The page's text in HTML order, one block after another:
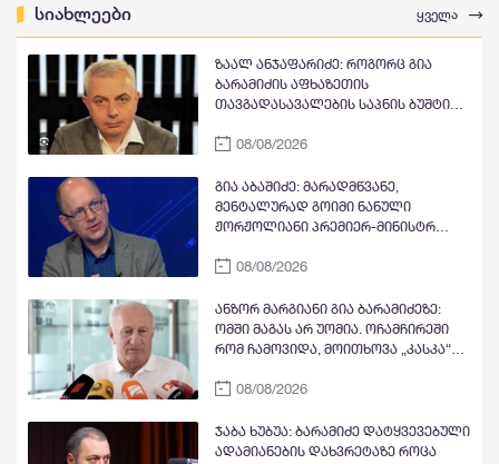
სიახლეები ყველა
ზაალ ანჯაფარიძე: როგორც გია
ბარამიძის აფხაზეთის
თავგადასავალების საპნის ბუშტი
მიშა მშვილდაძის ვითომ რუსეთთან
ცოტა ხანში ვიხილავთ სხვა ვითომ
"ანტირუსების" მითების და ბუშტების
გასკდომის სერიას
08/08/2026
გია აბაშიძე: მარადმწვანე,
მენტალურად გოიმი ნანული
ჟორჟოლიანი პრემიერ-მინისტრ
შხამიან არსებას ჰგონია, რომ
ნაცჯალათ ერეკლე კოდუას ხანა
დადგება საქართველოში
08/08/2026
ანზორ მარგიანი გია ბარამიძეზე:
ომში მაგას არ უომია. ოჩამჩირეში
რომ ჩამოვიდა, მოითხოვა „კასკა“
დადიოდა, სურათებს იღებდა და
ტყუილი თქვა, რომ ქართველები
ტყვეებს ხვრეტდნენო
08/08/2026
ჯაბა ხუბუა: ბარამიძე დატყვევებული
ადამიანების დახვრეტაზე როცა